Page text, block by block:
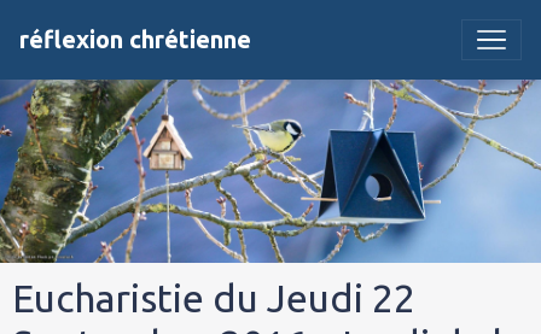
réflexion chrétienne
Eucharistie du Jeudi 22